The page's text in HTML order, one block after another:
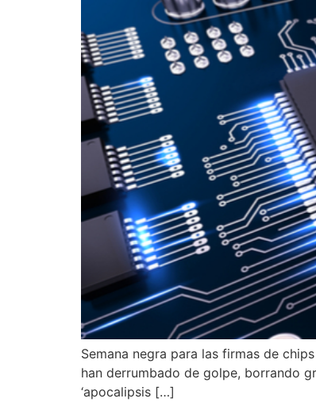
Semana negra para las firmas de
han derrumbado de golpe, borrando
‘apocalipsis […]